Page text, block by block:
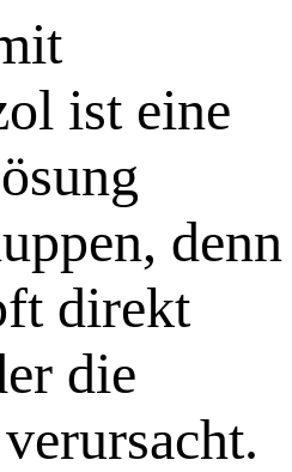
ist eine
denn
direkt
die